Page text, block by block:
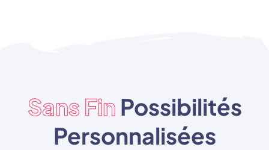
Sans Fin Possibilités
Personnalisées